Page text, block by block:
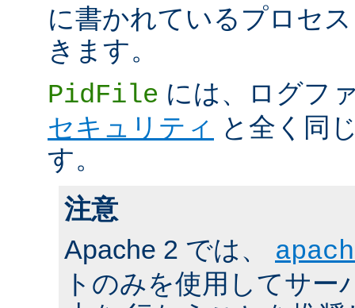
に書かれているプロセ
きます。
PidFile には、ログフ
セキュリティ と全く同
す。
注意
Apache 2 では、
トのみを使用してサー